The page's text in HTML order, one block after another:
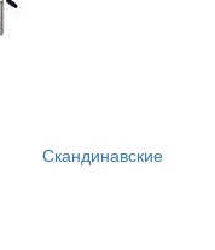
Скандинавские